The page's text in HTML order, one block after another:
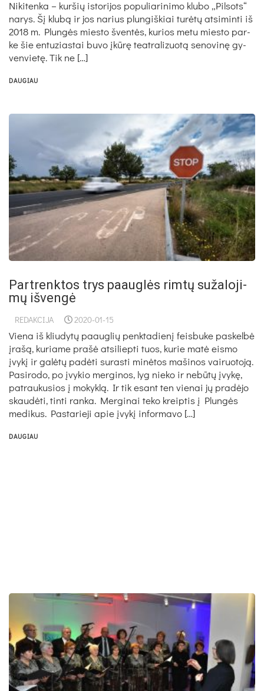
Ni­ki­ten­ka – kur­šių is­to­ri­jos po­pu­lia­ri­ni­mo klu­bo „Pil­sots“
na­rys. Šį klu­bą ir jos na­rius plun­giš­kiai tu­rė­tų at­si­min­ti iš
2018 m. Plun­gės mies­to šven­tės, ku­rios me­tu mies­to par­
ke šie en­tu­zias­tai bu­vo įkū­rę teat­ra­li­zuo­tą se­no­vi­nę gy­
ven­vie­tę. Tik ne […]
DAUGIAU
Part­renk­tos trys paaug­lės rim­tų su­ža­lo­ji­
mų iš­ven­gė
REDAKCIJA 2020-01-15
Vie­na iš kliu­dy­tų paaug­lių penk­ta­die­nį feis­bu­ke pa­skel­bė
įra­šą, ku­ria­me pra­šė at­si­liep­ti tuos, ku­rie ma­tė eis­mo
įvy­kį ir ga­lė­tų pa­dė­ti su­ras­ti mi­nė­tos ma­ši­nos vai­ruo­to­ją.
Pa­si­ro­do, po įvy­kio mer­gi­nos, lyg nie­ko ir ne­bū­tų įvy­kę,
pa­trau­ku­sios į mo­kyk­lą. Ir tik esant ten vie­nai jų pra­dė­jo
skau­dė­ti, tin­ti ran­ka. Mer­gi­nai te­ko kreip­tis į Plun­gės
me­di­kus. Pas­ta­rie­ji apie įvy­kį in­for­ma­vo […]
DAUGIAU